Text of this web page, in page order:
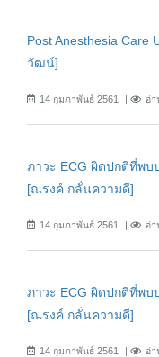
Post Anesthesia Care
วัฒน์]
14 กุมภาพันธ์ 2561 อ่า
ภาวะ ECG ผิดปกติที่พบ
[ณรงค์ กลั่นความดี]
14 กุมภาพันธ์ 2561 อ่า
ภาวะ ECG ผิดปกติที่พ
[ณรงค์ กลั่นความดี]
14 กุมภาพันธ์ 2561 อ่า